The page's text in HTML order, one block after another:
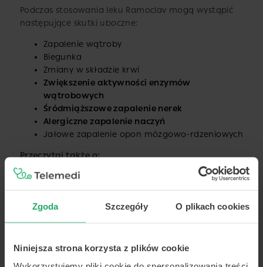
Zgoda Szczegóły O plikach cookies
Niniejsza strona korzysta z plików cookie
Podczas stosowania leku Ramoclav mogą wystąpić
następujące skutki uboczne:
Zapalenie wątroby
Biegunka
Zmiany w składzie krwi
Zwiększenie aktywności enzymów
wątrobowych
Śródmiąższowe zapalenie nerek
Alergiczne zapalenie naczyń
Jałowe zapalenie opon mózgowo-rdzeniowych
Przeczytaj także o: